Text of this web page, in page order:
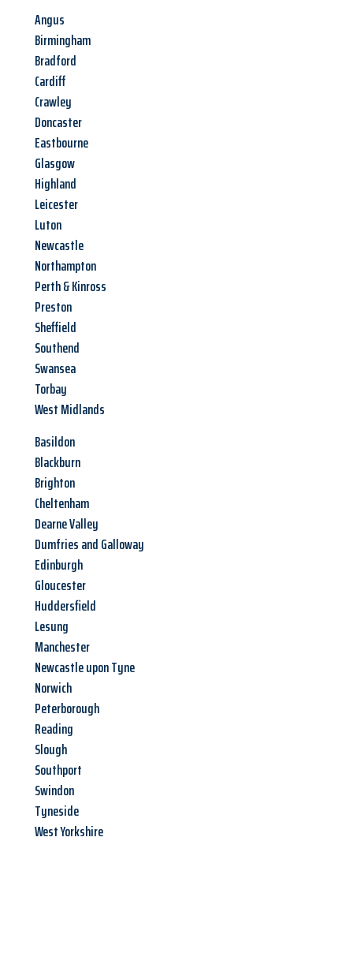
Angus
Birmingham
Bradford
Cardiff
Crawley
Doncaster
Eastbourne
Glasgow
Highland
Leicester
Luton
Newcastle
Northampton
Perth & Kinross
Preston
Sheffield
Southend
Swansea
Torbay
West Midlands
Basildon
Blackburn
Brighton
Cheltenham
Dearne Valley
Dumfries and Galloway
Edinburgh
Gloucester
Huddersfield
Lesung
Manchester
Newcastle upon Tyne
Norwich
Peterborough
Reading
Slough
Southport
Swindon
Tyneside
West Yorkshire